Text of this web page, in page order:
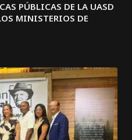
PÚBLICAS DE LA UASD
MINISTERIOS DE